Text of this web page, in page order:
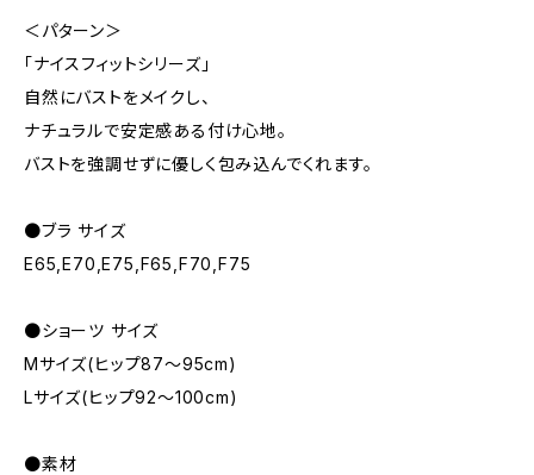
＜パターン＞
「ナイスフィットシリーズ」
自然にバストをメイクし、
ナチュラルで安定感ある付け心地。
バストを強調せずに優しく包み込んでくれます。
●ブラ サイズ
E65,E70,E75,F65,F70,F75
●ショーツ サイズ
Mサイズ(ヒップ87～95cm)
Lサイズ(ヒップ92～100cm)
●素材